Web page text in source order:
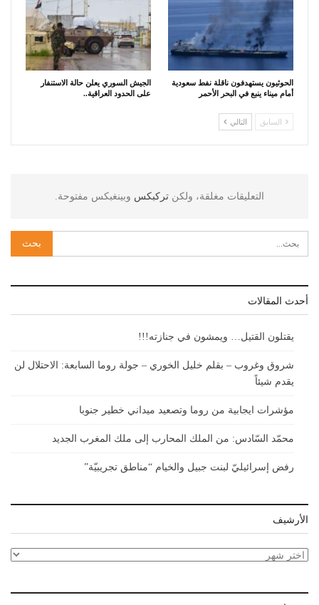
الحوثيون يستهدفون ناقلة نفط سعودية
أمام ميناء ينبع في البحر الأحمر
الجيش السوري يعلن حالة الاستنفار
على الحدود العراقية..
السابق التالي
التعليقات مغلقة، ولكن تركبكس وبينغبكس مفتوحة.
أحدث المقالات
يقتلون القتيل… ويمشون في جنازته!!!
شروق وغروب – بقلم خليل الخوري – جولة روما السابعة: الاحتلال لن
يقدم شيئاً
مؤشرات ايجابية من روما وتصعيد ميداني خطير جنوبا
محمّد السّادس: من الملك المحارب إلى ملك المغرب الجديد
رفض إسرائيليّ لبنت جبيل والخيام “مناطق تجريبيّة”
الأرشيف
الأرشيف